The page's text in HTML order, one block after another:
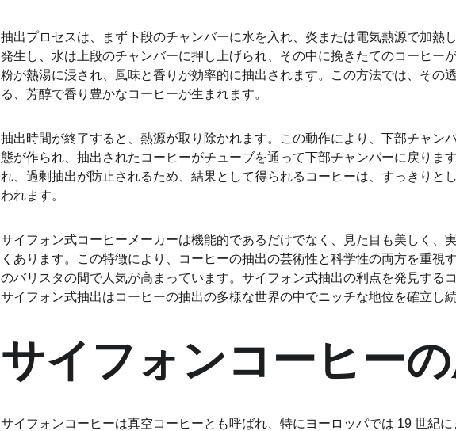
抽出プロセスは、まず下段のチャンバーに水を入れ、炎または電気熱源で加熱
発生し、水は上段のチャンバーに押し上げられ、その中に挽きたてのコーヒー
粉が熱湯に浸され、風味と香りが効率的に抽出されます。この方法では、その
る、芳醇で香り豊かなコーヒーが生まれます。
抽出時間が終了すると、熱源が取り除かれます。この動作により、下部チャン
態が作られ、抽出されたコーヒーがチューブを通って下部チャンバーに戻りま
れ、過剰抽出が防止されるため、結果として得られるコーヒーは、すっきりと
われます。
サイフォン式コーヒーメーカーは機能的であるだけでなく、見た目も美しく、
くあります。この特徴により、コーヒーの抽出の芸術性と科学性の両方を重視
のバリスタの間で人気が高まっています。サイフォン式抽出の利点を発見する
サイフォン式抽出はコーヒーの抽出の多様な世界の中でニッチな地位を確立し続
サイフォンコーヒー
サイフォンコーヒーは真空コーヒーとも呼ばれ、特にヨーロッパでは 19 世紀